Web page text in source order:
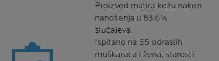
Proizvod matira kožu nakon
nanošenja u 83,6%
slučajeva.
Ispitano na 55 odraslih
muškaraca i žena, starosti